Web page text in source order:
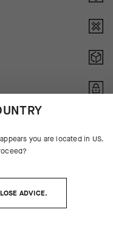
you are located in US.
ADVICE.